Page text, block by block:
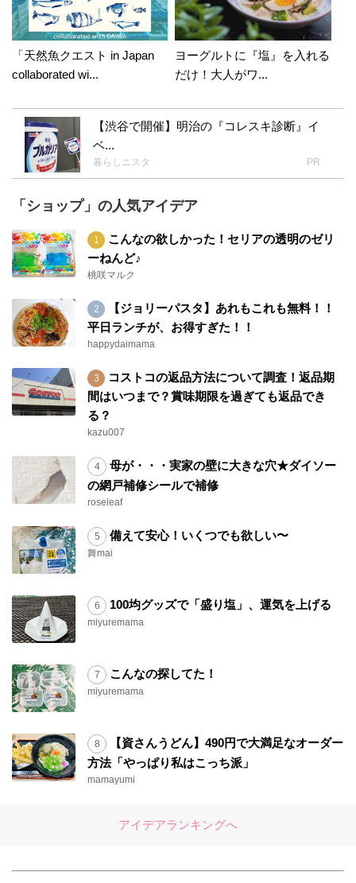
「天然魚クエスト in Japan
collaborated wi...
ヨーグルトに『塩』を入れる
だけ！大人がワ...
【渋谷で開催】明治の『コレスキ診断』イ
ベ...
暮らしニスタ PR
「ショップ」の人気アイデア
こんなの欲しかった！セリアの透明のゼリ
ーねんど♪
桃咲マルク
【ジョリーパスタ】あれもこれも無料！！
平日ランチが、お得すぎた！！
happydaimama
コストコの返品方法について調査！返品期
間はいつまで？賞味期限を過ぎても返品でき
る？
kazu007
母が・・・実家の壁に大きな穴★ダイソー
の網戸補修シールで補修
roseleaf
備えて安心！いくつでも欲しい〜
舞mai
100均グッズで「盛り塩」、運気を上げる
miyuremama
こんなの探してた！
miyuremama
【資さんうどん】490円で大満足なオーダー
方法「やっぱり私はこっち派」
mamayumi
アイデアランキングへ